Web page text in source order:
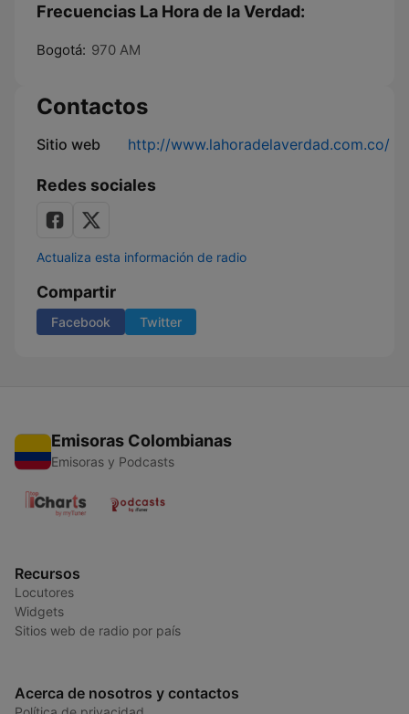
Frecuencias La Hora de la Verdad:
Bogotá: 970 AM
Contactos
Sitio web http://www.lahoradelaverdad.com.co/
Redes sociales
Actualiza esta información de radio
Compartir
Facebook Twitter
Emisoras Colombianas
Emisoras y Podcasts
Recursos
Locutores
Widgets
Sitios web de radio por país
Acerca de nosotros y contactos